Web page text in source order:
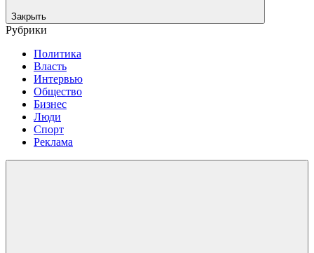
Закрыть
Рубрики
Политика
Власть
Интервью
Общество
Бизнес
Люди
Спорт
Реклама